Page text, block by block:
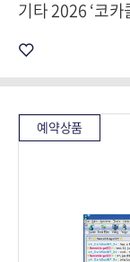
기타 2026 ‘코
예약상품